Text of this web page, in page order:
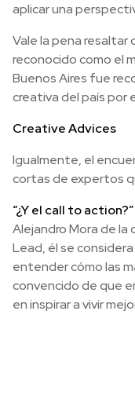
aplicar una
Vale la pena resaltar
reconocido como el
Buenos Aires fue
creativa del país por
Creative Advices
Igualmente, el
cortas de expertos
“¿Y el call to
Alejandro Mora de la
Lead, él se
entender cómo las
convencido de que
en inspirar a vivir